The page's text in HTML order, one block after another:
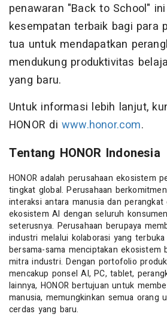
penawaran "Back to School"
kesempatan terbaik bagi para
tua untuk mendapatkan
mendukung produktivitas
yang baru.
Untuk informasi lebih lanjut,
HONOR di www.honor.com.
Tentang HONOR Indonesia
HONOR adalah perusahaan ekosistem
tingkat global. Perusahaan
interaksi antara manusia dan
ekosistem AI dengan seluruh
seterusnya. Perusahaan berupaya
industri melalui kolaborasi yang
bersama-sama menciptakan ekosistem
mitra industri. Dengan portofolio
mencakup ponsel AI, PC, tablet,
lainnya, HONOR bertujuan untuk
manusia, memungkinkan semua orang
cerdas yang baru.